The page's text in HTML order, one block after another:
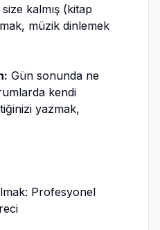
kalmış (kitap
müzik dinlemek
Gün sonunda ne
kendi
yazmak,
Profesyonel